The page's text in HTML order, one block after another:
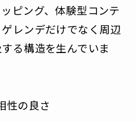
ピング、体験型コンテ
レンデだけでなく周辺
る構造を生んでいま
性の良さ